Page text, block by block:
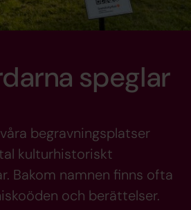
speglar
begravningsplatser
kulturhistoriskt
Bakom namnen finns ofta
och berättelser.